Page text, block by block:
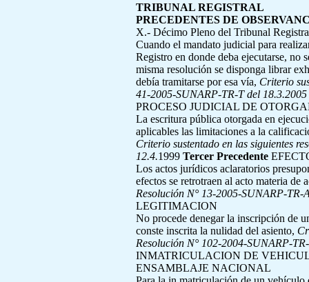
TRIBUNAL REGISTRAL
PRECEDENTES DE
X.- Décimo Pleno del Tribunal
Cuando el mandato judicial para
Registro en donde deba ejecutarse, no
misma resolución se disponga librar
debía tramitarse por esa vía, Criterio
41-2005-SUNARP-TR-T del 18.3.2005
PROCESO JUDICIAL DE
La escritura pública otorgada en
aplicables las limitaciones a la
Criterio sustentado en las siguientes
12.4.1999 Tercer Precedente
Los actos jurídicos aclaratorios
efectos se retrotraen al acto materia
Resolución N° 13-2005-SUNARP-
LEGITIMACION
No procede denegar la inscripción de
conste inscrita la nulidad del asiento,
Resolución N° 102-2004-SUNARP-
INMATRICULACION DE
ENSAMBLAJE NACIONAL